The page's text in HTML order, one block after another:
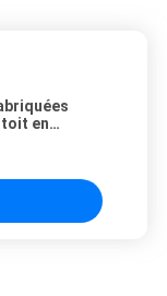
en